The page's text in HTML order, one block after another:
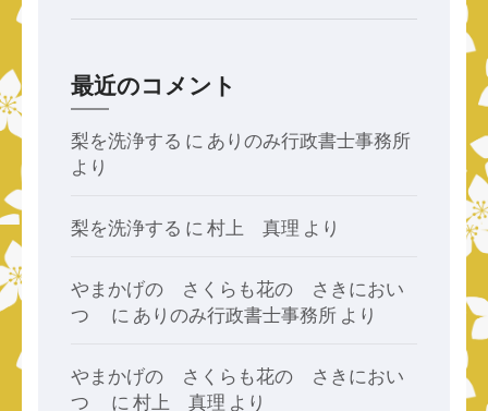
最近のコメント
梨を洗浄する に ありのみ行政書士事務所
より
梨を洗浄する に村上 真理 より
やまかげの さくらも花の さきにおい
つゝ
に ありのみ行政書士事務所 より
やまかげの さくらも花の さきにおい
つゝ
に村上 真理 より